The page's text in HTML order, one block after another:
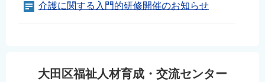
介護に関する入門的研修開催のお知らせ
大田区福祉人材育成・交流センター